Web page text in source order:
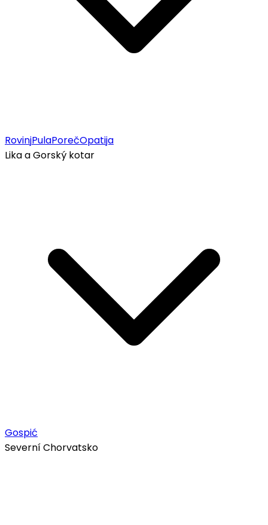
RovinjPulaPorečOpatija
Lika a Gorský kotar
Gospić
Severní Chorvatsko